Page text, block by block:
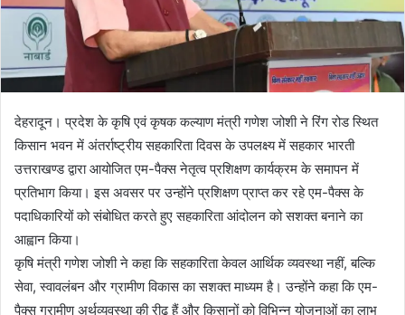
l
देहरादून। प्रदेश के कृषि एवं कृषक कल्याण मंत्री गणेश जोशी ने रिंग रोड स्थित
किसान भवन में अंतर्राष्ट्रीय सहकारिता दिवस के उपलक्ष्य में सहकार भारती
उत्तराखण्ड द्वारा आयोजित एम-पैक्स नेतृत्व प्रशिक्षण कार्यक्रम के समापन में
प्रतिभाग किया। इस अवसर पर उन्होंने प्रशिक्षण प्राप्त कर रहे एम-पैक्स के
पदाधिकारियों को संबोधित करते हुए सहकारिता आंदोलन को सशक्त बनाने का
आह्वान किया।
कृषि मंत्री गणेश जोशी ने कहा कि सहकारिता केवल आर्थिक व्यवस्था नहीं, बल्कि
सेवा, स्वावलंबन और ग्रामीण विकास का सशक्त माध्यम है। उन्होंने कहा कि एम-
पैक्स ग्रामीण अर्थव्यवस्था की रीढ़ हैं और किसानों को विभिन्न योजनाओं का लाभ